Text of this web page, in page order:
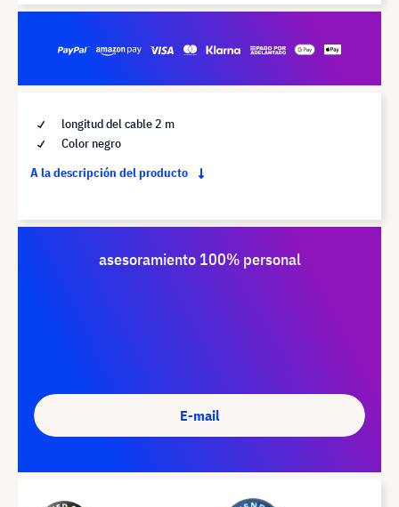
longitud del cable 2 m
Color negro
A la descripción del producto
asesoramiento 100% personal
E-mail